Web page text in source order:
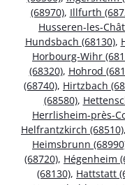
(68970), Illfurth
Husseren-les-
Hundsbach (68130),
Horbourg-Wihr
(68320), Hohrod
(68740), Hirtzbach
(68580),
Herrlisheim-près-
Helfrantzkirch (68510),
Heimsbrunn
(68720), Hégenheim
(68130), Hattstatt